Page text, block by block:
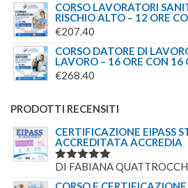
CORSO LAVORATORI
RISCHIO ALTO – 12 ORE
€207.40
CORSO DATORE DI
LAVORO – 16 ORE CON 16
€268.40
PRODOTTI RECENSITI
CERTIFICAZIONE EIPASS
ACCREDITATA ACCREDIA
VALUTATO
DI FABIANA